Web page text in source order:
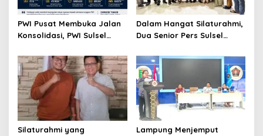
PWI Pusat Membuka Jalan
Konsolidasi, PWI Sulsel
Dalam Hangat Silaturahmi,
Dua Senior Pers Sulsel
untuk PWI Sulsel
Silaturahmi yang
Lampung Menjemput